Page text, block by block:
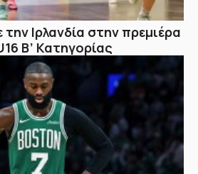
Ιρλανδία στην πρεμιέρα
Β’ Κατηγορίας